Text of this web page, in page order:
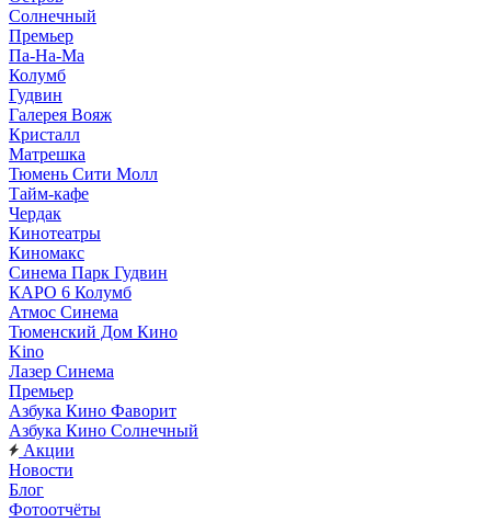
Солнечный
Премьер
Па-На-Ма
Колумб
Гудвин
Галерея Вояж
Кристалл
Матрешка
Тюмень Сити Молл
Тайм-кафе
Чердак
Кинотеатры
Киномакс
Синема Парк Гудвин
КАРО 6 Колумб
Атмос Синема
Тюменский Дом Кино
Kino
Лазер Синема
Премьер
Азбука Кино Фаворит
Азбука Кино Солнечный
Акции
Новости
Блог
Фотоотчёты